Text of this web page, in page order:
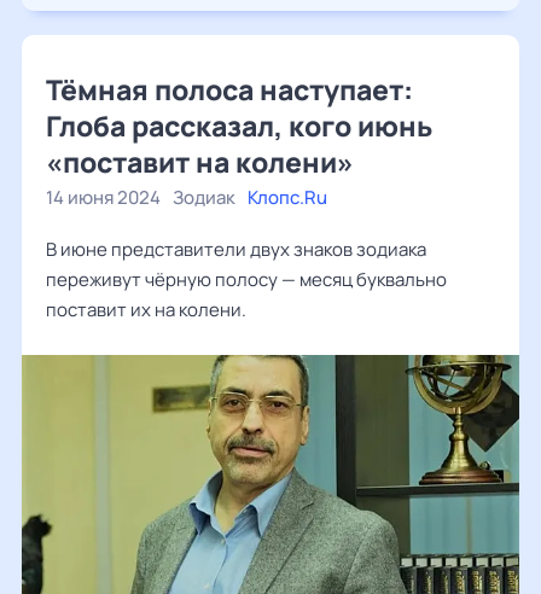
Тёмная полоса наступает:
Глоба рассказал, кого июнь
«поставит на колени»
14 июня 2024 Зодиак Клопс.Ru
В июне представители двух знаков зодиака
переживут чёрную полосу — месяц буквально
поставит их на колени.